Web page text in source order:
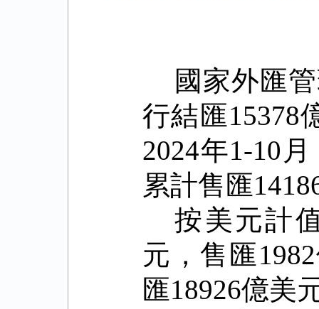
國家外匯
行結匯15378
2024年1-10
累計售匯
按美元計
元，售匯
匯18926億美